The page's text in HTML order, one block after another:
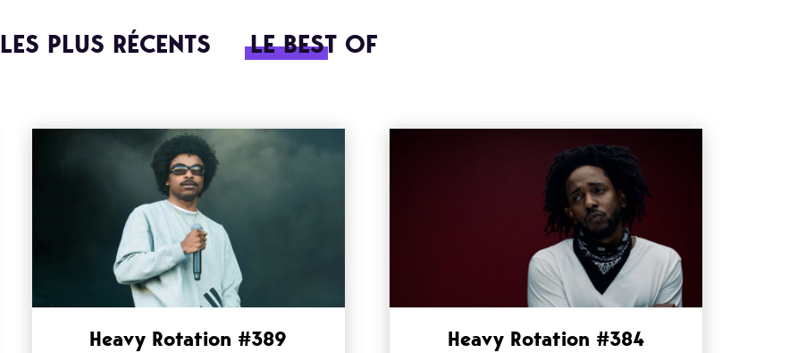
LES PLUS RÉCENTS LE BEST OF
Heavy Rotation #389 Heavy Rotation #384